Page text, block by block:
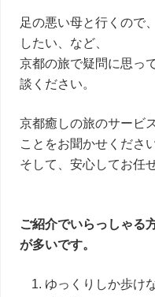
足の悪い母と行くので
したい、など、
京都の旅で疑問に思っ
談ください。
京都癒しの旅のサービ
ことをお聞かせください
そして、安心してお任
ご紹介でいらっしゃる
が多いです。
ゆっくりしか歩け